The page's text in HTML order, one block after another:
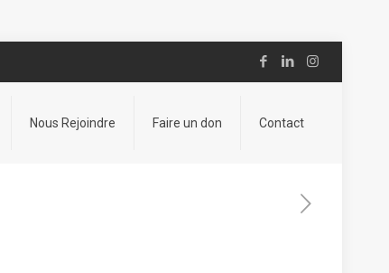
Nous Rejoindre Faire un don Contact